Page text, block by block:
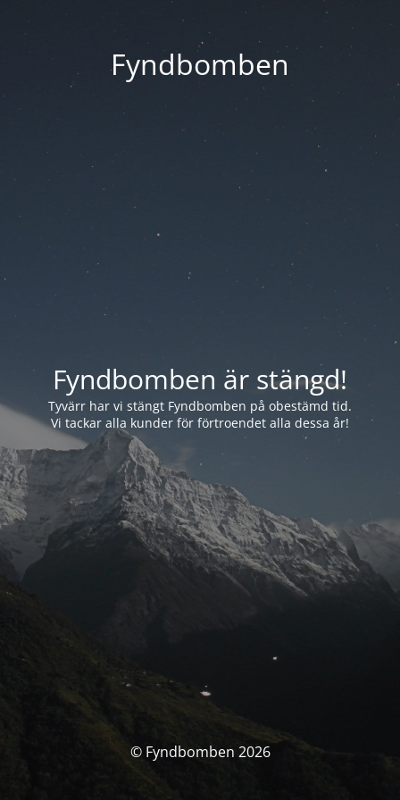
Fyndbomben
Fyndbomben är stängd!
Tyvärr har vi stängt Fyndbomben på obestämd tid.
Vi tackar alla kunder för förtroendet alla dessa år!
© Fyndbomben 2026